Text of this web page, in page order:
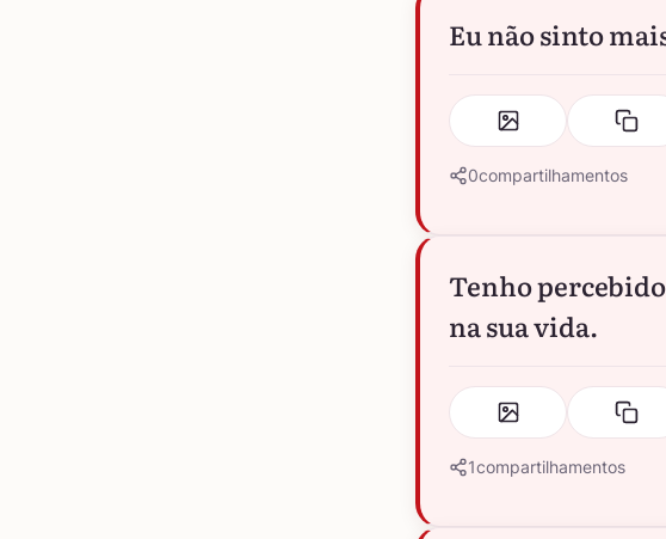
Eu não sinto
0compartilhamentos
Tenho
na sua vida.
1compartilhamentos